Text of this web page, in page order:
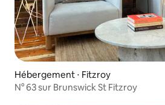
Hébergement ⋅ Fitzroy
N° 63 sur Brunswick St Fitzroy